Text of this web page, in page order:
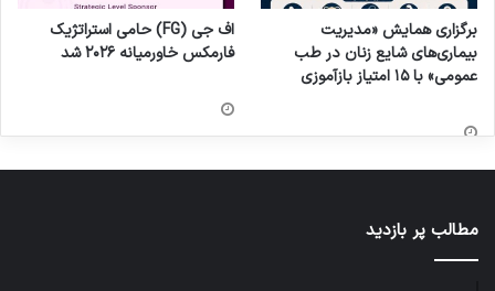
اینکه در سال ” تولید ، پشتیبانی و مانع زدایی ها ”
قرار داریم امیدواریم مسئولین اولویت های خود را در
این زمینه قرار دهند و حمایت ها و پشتیبانی های
لازم را در این زمینه داشته باشند.
در روزهای اخیر گفتمان هایی توسط مسئولین علیه
یکدیگر در خصوص بیماری کرونا پیش آمده و همین
برگزاری همایش «مدیریت
بیماری‌های شایع زنان در طب
عمومی» با ۱۵ امتیاز بازآموزی
اف جی (FG) حامی استراتژیک
فارمکس خاورمیانه ۲۰۲۶ شد
مطالب پر بازدید